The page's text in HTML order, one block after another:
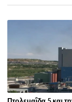
Πτολεμαΐδα 5 και